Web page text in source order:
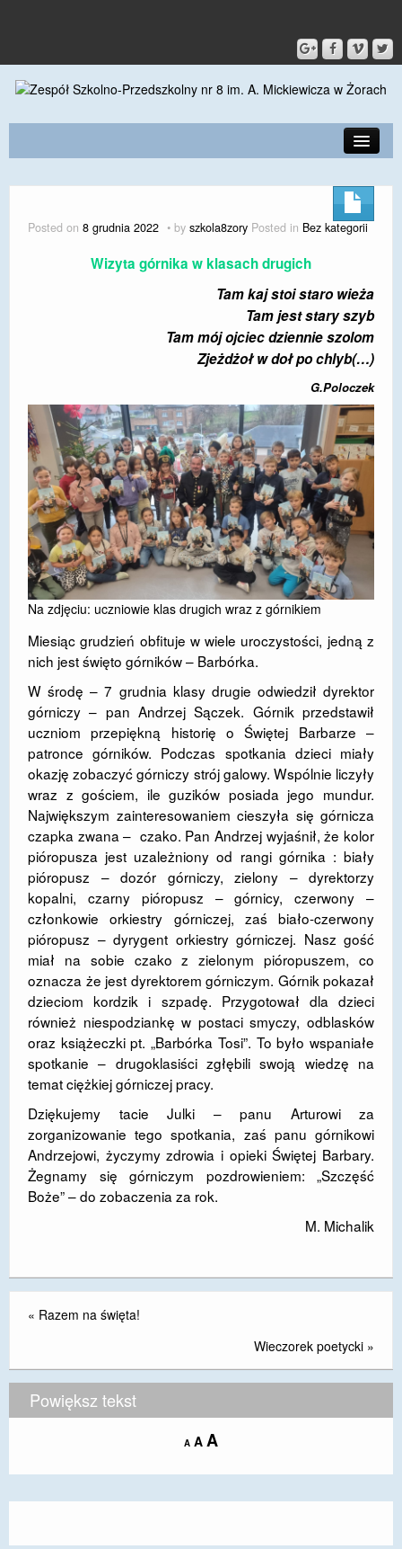
DLA RODZICÓW I UCZNIÓW
DOSTĘPNOŚĆ
POLITYKA PRYWATNOŚCI
RODO
EGZAMIN ÓSMOKLASISTY
STANDARDY OCHRONY MAŁOLETNICH
PROJEKT ,,SZKOŁY Z JAKOŚCIĄ – ROZWÓJ
ŻORY”
mLegitymacja
Posted on 8 grudnia 2022 by szkola8zory Posted in Bez kategorii
Wizyta górnika w klasach drugich
Tam kaj stoi staro wieża
Tam jest stary szyb
Tam mój ojciec dziennie szolom
Zjeżdżoł w doł po chlyb(…)
G.Poloczek
Na zdjęciu: uczniowie klas drugich wraz z górnikiem
Miesiąc grudzień obfituje w wiele uroczystości, jedną z
nich jest święto górników – Barbórka.
W środę – 7 grudnia klasy drugie odwiedził dyrektor
górniczy – pan Andrzej Sączek. Górnik przedstawił
uczniom przepiękną historię o Świętej Barbarze –
patronce górników. Podczas spotkania dzieci miały
okazję zobaczyć górniczy strój galowy. Wspólnie liczyły
wraz z gościem, ile guzików posiada jego mundur.
Największym zainteresowaniem cieszyła się górnicza
czapka zwana – czako. Pan Andrzej wyjaśnił, że kolor
pióropusza jest uzależniony od rangi górnika : biały
pióropusz – dozór górniczy, zielony – dyrektorzy
kopalni, czarny pióropusz – górnicy, czerwony –
członkowie orkiestry górniczej, zaś biało-czerwony
pióropusz – dyrygent orkiestry górniczej. Nasz gość
miał na sobie czako z zielonym pióropuszem, co
oznacza że jest dyrektorem górniczym. Górnik pokazał
dzieciom kordzik i szpadę. Przygotował dla dzieci
również niespodziankę w postaci smyczy, odblasków
oraz książeczki pt. „Barbórka Tosi”. To było wspaniałe
spotkanie – drugoklasiści zgłębili swoją wiedzę na
temat ciężkiej górniczej pracy.
Dziękujemy tacie Julki – panu Arturowi za
zorganizowanie tego spotkania, zaś panu górnikowi
Andrzejowi, życzymy zdrowia i opieki Świętej Barbary.
Żegnamy się górniczym pozdrowieniem: „Szczęść
Boże” – do zobaczenia za rok.
M. Michalik
« Razem na święta!
Wieczorek poetycki »
Powiększ tekst
A Decrease
size.
A Reset
size.
AIncrease
size.